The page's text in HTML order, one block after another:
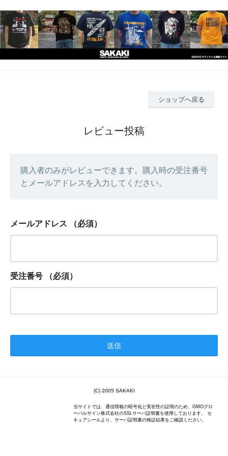
ショップへ戻る
レビュー投稿
購入者のみがレビューできます。購入時の受注番号
とメールアドレスを入力してください。
メールアドレス （必須）
受注番号 （必須）
(C) 2005 SAKAKI
当サイトでは、通信情報の暗号化と実在性の証明のため、GMOグロ
ーバルサイン株式会社のSSLサーバ証明書を使用しております。 セ
キュアシールより、サーバ証明書の検証結果をご確認ください。